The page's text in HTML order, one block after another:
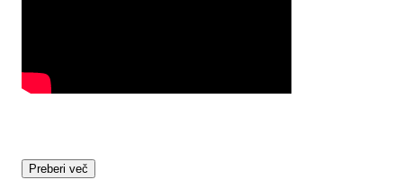
Preberi več